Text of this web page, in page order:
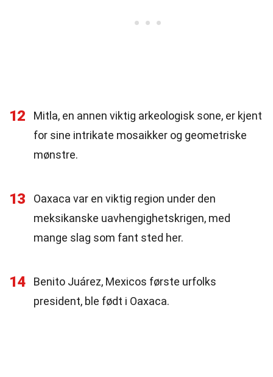
12
Mitla, en annen viktig arkeologisk sone, er kjent
for sine intrikate mosaikker og geometriske
mønstre.
13
Oaxaca var en viktig region under den
meksikanske uavhengighetskrigen, med
mange slag som fant sted her.
14
Benito Juárez, Mexicos første urfolks
president, ble født i Oaxaca.